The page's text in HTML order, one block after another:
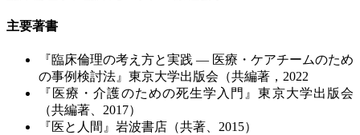
主要著書
『臨床倫理の考え方と実践 ― 医療・ケアチームのため
の事例検討法』東京大学出版会（共編著，2022
『医療・介護のための死生学入門』東京大学出版会
（共編著、2017）
『医と人間』岩波書店（共著、2015）